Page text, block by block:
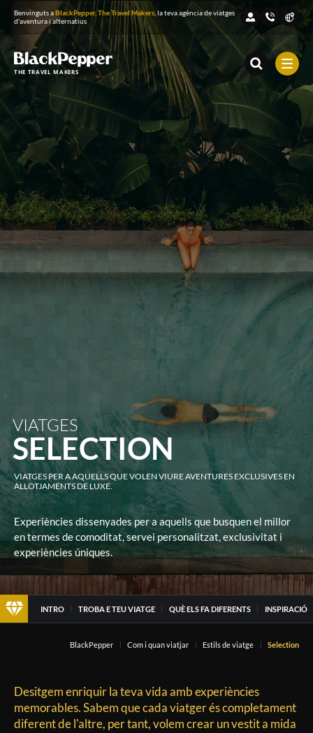
Benvinguts aBlackPepper, The Travel Makers , la teva agència de viatges
d'aventura i alternatius
THE TRAVEL MAKERS
VIATGES
SELECTION
VIATGES PER A AQUELLS QUE VOLEN VIURE AVENTURES EXCLUSIVES EN
ALLOTJAMENTS DE LUXE.
Experiències dissenyades per a aquells que busquen el millor
en termes de comoditat, servei personalitzat, exclusivitat i
experiències úniques.
INTRO TROBA E TEU VIATGE QUÈ ELS FA DIFERENTS INSPIRACIÓ
BlackPepper Com i quan viatjar Estils de viatge Selection
Desitgem enriquir la teva vida amb experiències
memorables. Sabem que cada viatger és completament
diferent de l'altre, per tant, volem crear un vestit a mida